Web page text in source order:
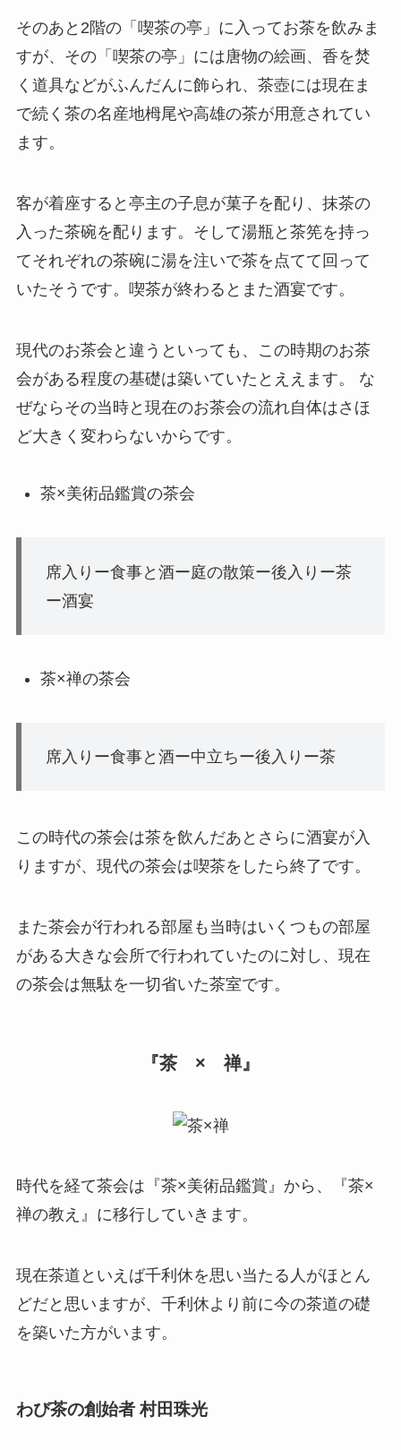
そのあと2階の「喫茶の亭」に入ってお茶を飲みま
すが、その「喫茶の亭」には唐物の絵画、香を焚
く道具などがふんだんに飾られ、茶壺には現在ま
で続く茶の名産地栂尾や高雄の茶が用意されてい
ます。
客が着座すると亭主の子息が菓子を配り、抹茶の
入った茶碗を配ります。そして湯瓶と茶筅を持っ
てそれぞれの茶碗に湯を注いで茶を点てて回って
いたそうです。喫茶が終わるとまた酒宴です。
現代のお茶会と違うといっても、この時期のお茶
会がある程度の基礎は築いていたとええます。 な
ぜならその当時と現在のお茶会の流れ自体はさほ
ど大きく変わらないからです。
茶×美術品鑑賞の茶会
席入りー食事と酒ー庭の散策ー後入りー茶
ー酒宴
茶×禅の茶会
席入りー食事と酒ー中立ちー後入りー茶
この時代の茶会は茶を飲んだあとさらに酒宴が入
りますが、現代の茶会は喫茶をしたら終了です。
また茶会が行われる部屋も当時はいくつもの部屋
がある大きな会所で行われていたのに対し、現在
の茶会は無駄を一切省いた茶室です。
『茶 × 禅』
時代を経て茶会は『茶×美術品鑑賞』から、『茶×
禅の教え』に移行していきます。
現在茶道といえば千利休を思い当たる人がほとん
どだと思いますが、千利休より前に今の茶道の礎
を築いた方がいます。
わび茶の創始者 村田珠光